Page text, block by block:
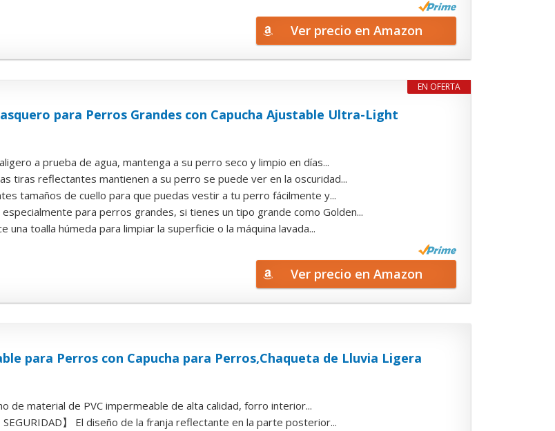
Ver precio en Amazon
EN OFERTA
para Perros Grandes con Capucha Ajustable Ultra-Light
a prueba de agua, mantenga a su perro seco y limpio en días...
tiras reflectantes mantienen a su perro se puede ver en la oscuridad...
tamaños de cuello para que puedas vestir a tu perro fácilmente y...
para perros grandes, si tienes un tipo grande como Golden...
una toalla húmeda para limpiar la superficie o la máquina lavada...
Ver precio en Amazon
para Perros con Capucha para Perros,Chaqueta de Lluvia Ligera
de material de PVC impermeable de alta calidad, forro interior...
SEGURIDAD】 El diseño de la franja reflectante en la parte posterior...